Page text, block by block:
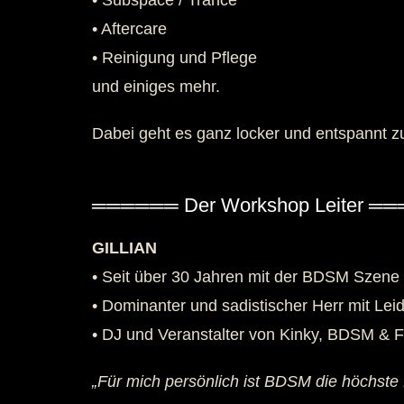
• Aftercare
• Reinigung und Pflege
und einiges mehr.
Dabei geht es ganz locker und entspannt
══════ Der Workshop Leiter
GILLIAN
• Seit über 30 Jahren mit der BDSM
• Dominanter und sadistischer Herr mit
• DJ und Veranstalter von Kinky, BDSM &
„Für mich persönlich ist BDSM die